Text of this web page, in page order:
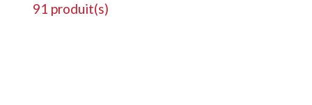
91 produit(s)